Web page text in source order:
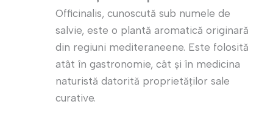
Officinalis, cunoscută sub numele de
salvie, este o plantă aromatică originară
din regiuni mediteraneene. Este folosită
atât în gastronomie, cât și în medicina
naturistă datorită proprietăților sale
curative.